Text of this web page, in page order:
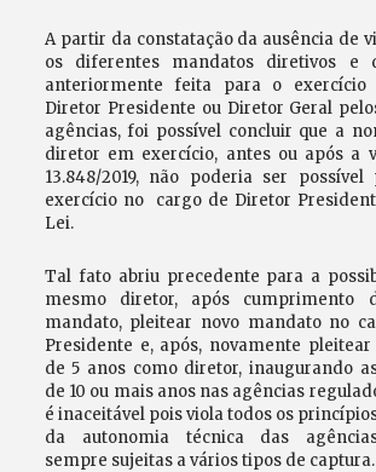
A partir da constatação da ausência de
os diferentes mandatos diretivos e
anteriormente feita para o
Diretor Presidente ou Diretor Geral
agências, foi possível concluir que a
diretor em exercício, antes ou após a
13.848/2019, não poderia ser
exercício no cargo de Diretor
Lei.
Tal fato abriu precedente para a
mesmo diretor, após cumprimento
mandato, pleitear novo mandato no
Presidente e, após, novamente
de 5 anos como diretor, inaugurando
de 10 ou mais anos nas agências
é inaceitável pois viola todos os
da autonomia técnica das
sempre sujeitas a vários tipos de captura.